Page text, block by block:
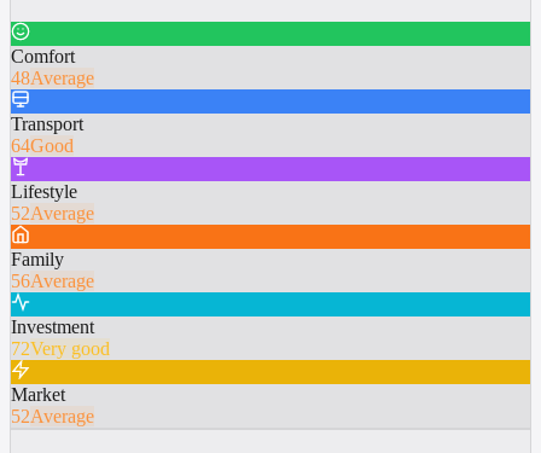
Comfort
48Average
Transport
64Good
Lifestyle
52Average
Family
56Average
Investment
72Very good
Market
52Average